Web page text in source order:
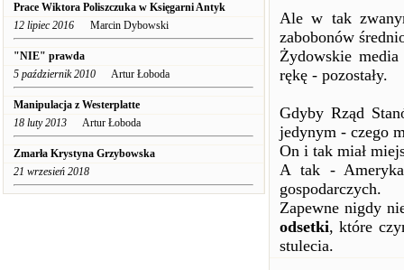
Prace Wiktora Poliszczuka w Księgarni Antyk
12 lipiec 2016 Marcin Dybowski
"NIE" prawda
5 październik 2010 Artur Łoboda
Manipulacja z Westerplatte
18 luty 2013 Artur Łoboda
Zmarła Krystyna Grzybowska
21 wrzesień 2018
Ale w tak
zabobonów
Żydowskie
rękę - pozostały.
Gdyby Rząd
jedynym - czego
On i tak miał
A tak -
gospodarczych.
Zapewne nigdy
odsetki, które
stulecia.